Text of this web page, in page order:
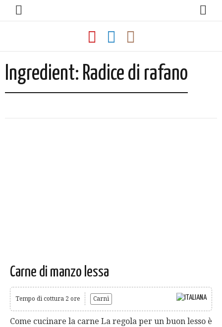
Ingredient: Radice di rafano
Carne di manzo lessa
Tempo di cottura 2 ore Carni
Come cucinare la carne La regola per un buon lesso è